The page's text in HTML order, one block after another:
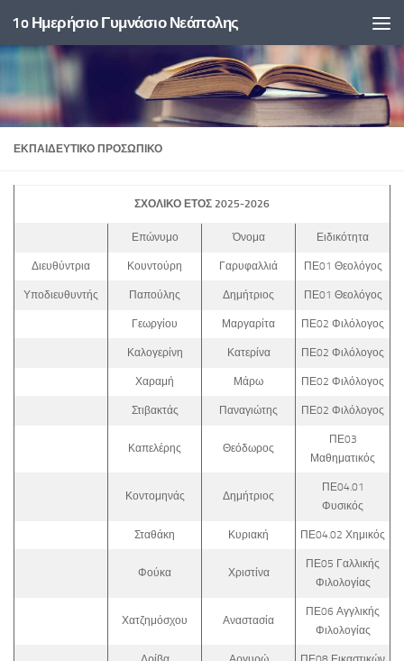
Skip to content
1o Ημερήσιο Γυμνάσιο Νεάπολης
ΕΚΠΑΙΔΕΥΤΙΚΟ ΠΡΟΣΩΠΙΚΟ
ΣΧΟΛΙΚΟ ΕΤΟΣ 2025-2026
Επώνυμο Όνομα Ειδικότητα
Διευθύντρια Κουντούρη Γαρυφαλλιά ΠΕ01 Θεολόγος
Υποδιευθυντής Παπούλης Δημήτριος ΠΕ01 Θεολόγος
Γεωργίου Μαργαρίτα ΠΕ02 Φιλόλογος
Καλογερίνη Κατερίνα ΠΕ02 Φιλόλογος
Χαραμή Μάρω ΠΕ02 Φιλόλογος
Στιβακτάς Παναγιώτης ΠΕ02 Φιλόλογος
Καπελέρης Θεόδωρος
ΠΕ03
Μαθηματικός
Κοντομηνάς Δημήτριος
ΠΕ04.01
Φυσικός
Σταθάκη Κυριακή ΠΕ04.02 Χημικός
Φούκα Χριστίνα
ΠΕ05 Γαλλικής
Φιλολογίας
Χατζημόσχου Αναστασία
ΠΕ06 Αγγλικής
Φιλολογίας